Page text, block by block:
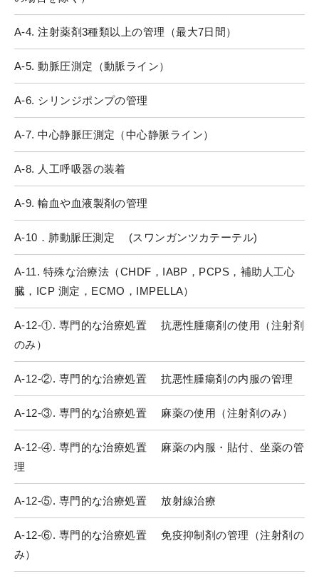
A-4. 注射薬剤3種類以上の管理（最大7日間）
A-5. 動脈圧測定（動脈ライン）
A-6. シリンジポンプの管理
A-7. 中心静脈圧測定（中心静脈ライン）
A-8. 人工呼吸器の装着
A-9. 輸血や血液製剤の管理
A-10．肺動脈圧測定 (スワンガンツカテーテル)
A-11. 特殊な治療法（CHDF，IABP，PCPS，補助人工心
臓，ICP 測定，ECMO，IMPELLA）
A-12-①. 専門的な治療処置 抗悪性腫瘍剤の使用（注射剤
のみ）
A-12-②. 専門的な治療処置 抗悪性腫瘍剤の内服の管理
A-12-③. 専門的な治療処置 麻薬の使用（注射剤のみ）
A-12-④. 専門的な治療処置 麻薬の内服・貼付、坐薬の管
理
A-12-⑤. 専門的な治療処置 放射線治療
A-12-⑥. 専門的な治療処置 免疫抑制剤の管理（注射剤の
み）